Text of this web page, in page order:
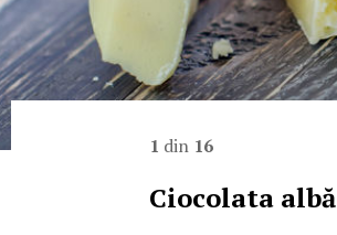
1 din 16
Ciocolata albă